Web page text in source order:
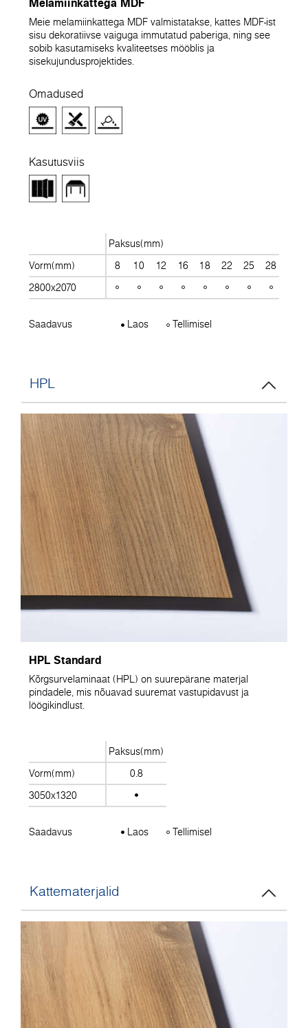
Meie melamiinkattega MDF valmistatakse, kattes MDF-ist
sisu dekoratiivse vaiguga immutatud paberiga, ning see
sobib kasutamiseks kvaliteetses mööblis ja
sisekujundusprojektides.
Omadused
Kasutusviis
Paksus(mm)
Vorm(mm)
8 10 12 16 18 22 25 28
2800x2070
Saadavus Laos Tellimisel
HPL
HPL Standard
Kõrgsurvelaminaat (HPL) on suurepärane materjal
pindadele, mis nõuavad suuremat vastupidavust ja
löögikindlust.
Paksus(mm)
Vorm(mm)
0.8
3050x1320
Saadavus Laos Tellimisel
Kattematerjalid